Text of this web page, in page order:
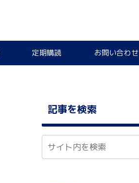
定期購読 お問い合わせ
記事を検索